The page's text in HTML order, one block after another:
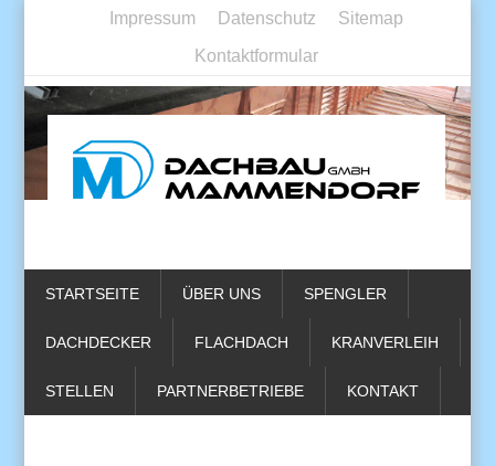
Impressum Datenschutz
Sitemap
Kontaktformular
STARTSEITE ÜBER UNS SPENGLER
DACHDECKER FLACHDACH KRANVERLEIH
STELLEN PARTNERBETRIEBE KONTAKT